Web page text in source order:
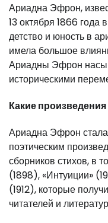
Ариадна Эфрон,
13 октября 1866 года
детство и юность в
имела большое
Ариадны Эфрон
историческими
Какие
Ариадна Эфрон
поэтическим
сборников стихов, в
(1898), «Интуиции»
(1912), которые
читателей и